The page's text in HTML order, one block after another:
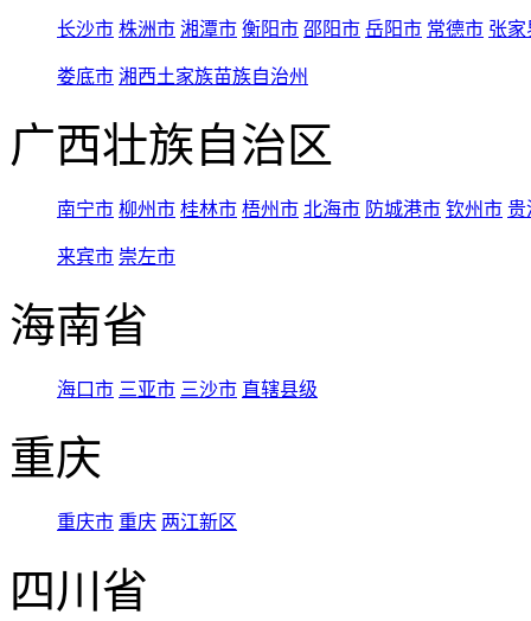
长沙市 株洲市 湘潭市 衡阳市 邵阳市 岳阳市 常德市 张家
娄底市 湘西土家族苗族自治州
广西壮族自治区
南宁市 柳州市 桂林市 梧州市 北海市 防城港市 钦州市 贵
来宾市 崇左市
海南省
海口市 三亚市 三沙市 直辖县级
重庆
重庆市 重庆 两江新区
四川省